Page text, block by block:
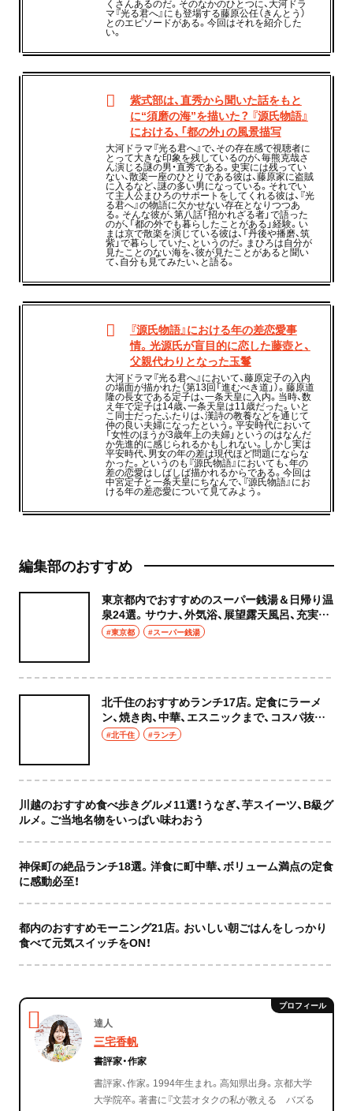
くさんあるのだ。そのなかのひとつに、大河ドラ
マ『光る君へ』にも登場する藤原公任（きんとう）
とのエピソードがある。今回はそれを紹介した
い。
紫式部は、直秀から聞いた話をもと
に“須磨の海”を描いた？ 『源氏物語』
における、「都の外」の風景描写
大河ドラマ『光る君へ』で、その存在感で視聴者に
とって大きな印象を残しているのが、毎熊克哉さ
ん演じる謎の男・直秀である。史実には残ってい
ない、散楽一座のひとりである彼は、藤原家に盗賊
に入るなど、謎の多い男になっている。それでい
て主人公まひろのサポートをしてくれる彼は、『光
る君へ』の物語に欠かせない存在となりつつあ
る。そんな彼が、第八話「招かれざる者」で語った
のが、「都の外でも暮らしたことがある」経験。い
まは京で散楽を演じている彼は、「丹後や播磨、筑
紫」で暮らしていた、というのだ。まひろは自分が
見たことのない海を、彼が見たことがあると聞い
て、自分も見てみたい、と語る。
『源氏物語』における年の差恋愛事
情。光源氏が盲目的に恋した藤壺と、
父親代わりとなった玉鬘
大河ドラマ『光る君へ』において、藤原定子の入内
の場面が描かれた（第13回「進むべき道」）。藤原道
隆の長女である定子は、一条天皇に入内。当時、数
え年で定子は14歳、一条天皇は11歳だった。いと
こ同士だったふたりは、漢詩の教養などを通じて
仲の良い夫婦になったという。平安時代において
「女性のほうが3歳年上の夫婦」というのはなんだ
か先進的に感じられるかもしれない。しかし実は
平安時代、男女の年の差は現代ほど問題にならな
かった。というのも『源氏物語』においても、年の
差の恋愛はしばしば描かれるからである。今回は
中宮定子と一条天皇にちなんで、『源氏物語』にお
ける年の差恋愛について見てみよう。
編集部のおすすめ
東京都内でおすすめのスーパー銭湯＆日帰り温
泉24選。サウナ、外気浴、展望露天風呂、充実の
癒やし空間へ
#東京都 #スーパー銭湯
北千住のおすすめランチ17店。定食にラーメ
ン、焼き肉、中華、エスニックまで、コスパ抜群
な店もおしゃれな店も網羅してご紹介！
#北千住 #ランチ
川越のおすすめ食べ歩きグルメ11選！うなぎ、芋スイーツ、B級グ
ルメ。ご当地名物をいっぱい味わおう
神保町の絶品ランチ18選。洋食に町中華、ボリューム満点の定食
に感動必至！
都内のおすすめモーニング21店。おいしい朝ごはんをしっかり
食べて元気スイッチをON！
達人
三宅香帆
書評家・作家
書評家、作家。1994年生まれ。高知県出身。京都大学
大学院卒。著書に『文芸オタクの私が教える バズる